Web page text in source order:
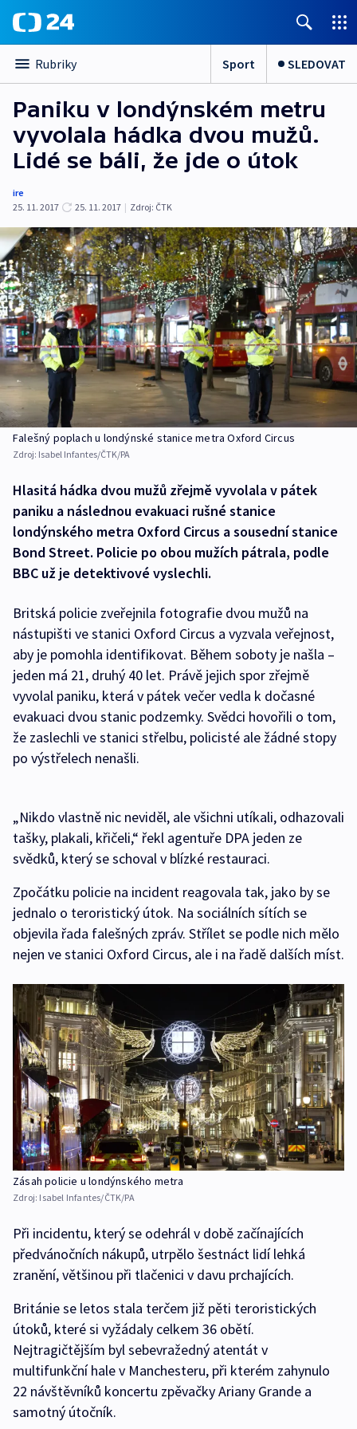
Rubriky Sport SLEDOVAT
Paniku v londýnském metru
vyvolala hádka dvou mužů.
Lidé se báli, že jde o útok
ire
25. 11. 2017
25. 11. 2017 | Zdroj: ČTK
Falešný poplach u londýnské stanice metra Oxford Circus
Zdroj: Isabel Infantes/ČTK/PA
Hlasitá hádka dvou mužů zřejmě vyvolala v pátek
paniku a následnou evakuaci rušné stanice
londýnského metra Oxford Circus a sousední stanice
Bond Street. Policie po obou mužích pátrala, podle
BBC už je detektivové vyslechli.
Britská policie zveřejnila fotografie dvou mužů na
nástupišti ve stanici Oxford Circus a vyzvala veřejnost,
aby je pomohla identifikovat. Během soboty je našla –
jeden má 21, druhý 40 let. Právě jejich spor zřejmě
vyvolal paniku, která v pátek večer vedla k dočasné
evakuaci dvou stanic podzemky. Svědci hovořili o tom,
že zaslechli ve stanici střelbu, policisté ale žádné stopy
po výstřelech nenašli.
„Nikdo vlastně nic neviděl, ale všichni utíkali, odhazovali
tašky, plakali, křičeli,“ řekl agentuře DPA jeden ze
svědků, který se schoval v blízké restauraci.
Zpočátku policie na incident reagovala tak, jako by se
jednalo o teroristický útok. Na sociálních sítích se
objevila řada falešných zpráv. Střílet se podle nich mělo
nejen ve stanici Oxford Circus, ale i na řadě dalších míst.
Zásah policie u londýnského metra
Zdroj: Isabel Infantes/ČTK/PA
Při incidentu, který se odehrál v době začínajících
předvánočních nákupů, utrpělo šestnáct lidí lehká
zranění, většinou při tlačenici v davu prchajících.
Británie se letos stala terčem již pěti teroristických
útoků, které si vyžádaly celkem 36 obětí.
Nejtragičtějším byl sebevražedný atentát v
multifunkční hale v Manchesteru, při kterém zahynulo
22 návštěvníků koncertu zpěvačky Ariany Grande a
samotný útočník.